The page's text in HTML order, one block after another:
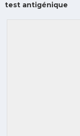
test antigénique